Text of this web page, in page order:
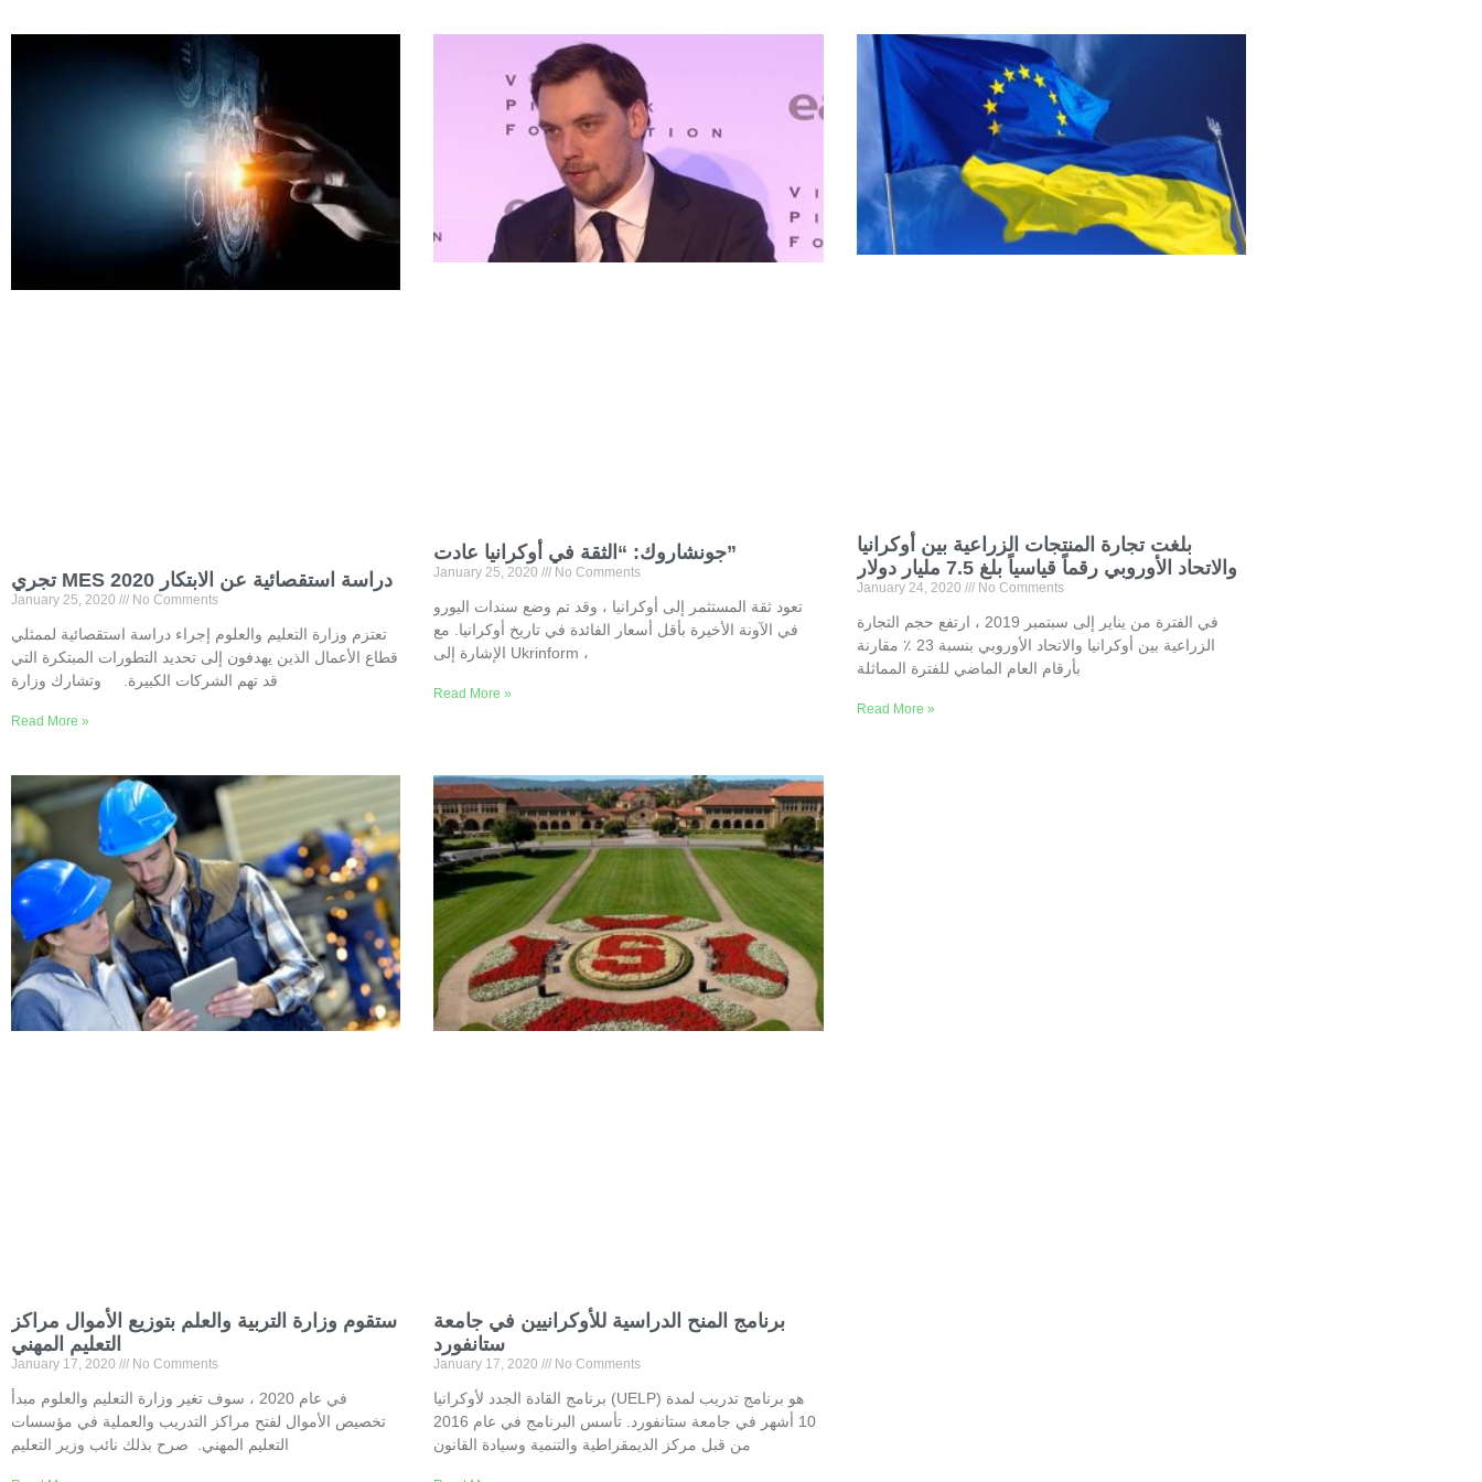
تجري MES دراسة استقصائية عن الابتكار 2020
January 25, 2020 No Comments
تعتزم وزارة التعليم والعلوم إجراء دراسة استقصائية لممثلي
قطاع الأعمال الذين يهدفون إلى تحديد التطورات المبتكرة التي
قد تهم الشركات الكبيرة. وتشارك وزارة
Read More »
جونشاروك: “الثقة في أوكرانيا عادت”
January 25, 2020 No Comments
تعود ثقة المستثمر إلى أوكرانيا ، وقد تم وضع سندات اليورو
في الآونة الأخيرة بأقل أسعار الفائدة في تاريخ أوكرانيا. مع
الإشارة إلى Ukrinform ،
Read More »
بلغت تجارة المنتجات الزراعية بين أوكرانيا
والاتحاد الأوروبي رقماً قياسياً بلغ 7.5 مليار دولار
January 24, 2020 No Comments
في الفترة من يناير إلى سبتمبر 2019 ، ارتفع حجم التجارة
الزراعية بين أوكرانيا والاتحاد الأوروبي بنسبة 23 ٪ مقارنة
بأرقام العام الماضي للفترة المماثلة
Read More »
ستقوم وزارة التربية والعلم بتوزيع الأموال مراكز
التعليم المهني
January 17, 2020 No Comments
في عام 2020 ، سوف تغير وزارة التعليم والعلوم مبدأ
تخصيص الأموال لفتح مراكز التدريب والعملية في مؤسسات
التعليم المهني. صرح بذلك نائب وزير التعليم
برنامج المنح الدراسية للأوكرانيين في جامعة
ستانفورد
January 17, 2020 No Comments
برنامج القادة الجدد لأوكرانيا (UELP) هو برنامج تدريب لمدة
10 أشهر في جامعة ستانفورد. تأسس البرنامج في عام 2016
من قبل مركز الديمقراطية والتنمية وسيادة القانون